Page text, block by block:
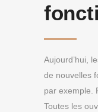
Aujourd’hui,
de nouvelles
par exemple.
Toutes les